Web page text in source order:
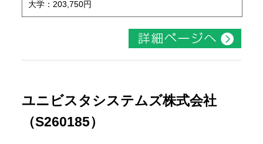
大学：203,750円
ユニビスタシステムズ株式会社
（S260185）